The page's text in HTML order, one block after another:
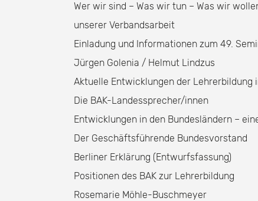
Wer wir sind – Was wir tun – Was wir
unserer Verbandsarbeit
Einladung und Informationen zum 49.
Jürgen Golenia / Helmut Lindzus
Aktuelle Entwicklungen der Lehrerbildung
Die BAK-Landessprecher/innen
Entwicklungen in den Bundesländern –
Der Geschäftsführende Bundesvorstand
Berliner Erklärung (Entwurfsfassung)
Positionen des BAK zur Lehrerbildung
Rosemarie Möhle-Buschmeyer